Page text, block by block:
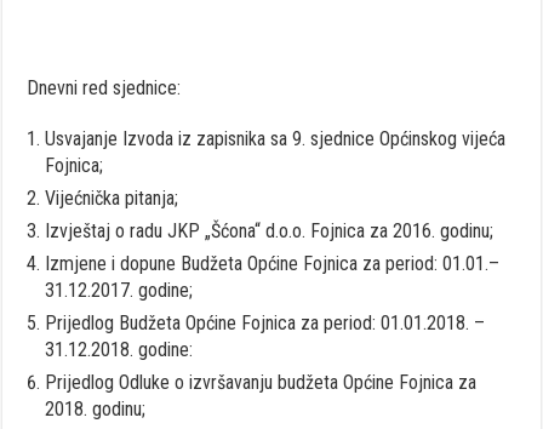
Dnevni red sjednice:
Usvajanje Izvoda iz zapisnika sa 9. sjednice Općinskog vijeća
Fojnica;
Vijećnička pitanja;
Izvještaj o radu JKP „Šćona“ d.o.o. Fojnica za 2016. godinu;
Izmjene i dopune Budžeta Općine Fojnica za period: 01.01.–
31.12.2017. godine;
Prijedlog Budžeta Općine Fojnica za period: 01.01.2018. –
31.12.2018. godine:
Prijedlog Odluke o izvršavanju budžeta Općine Fojnica za
2018. godinu;